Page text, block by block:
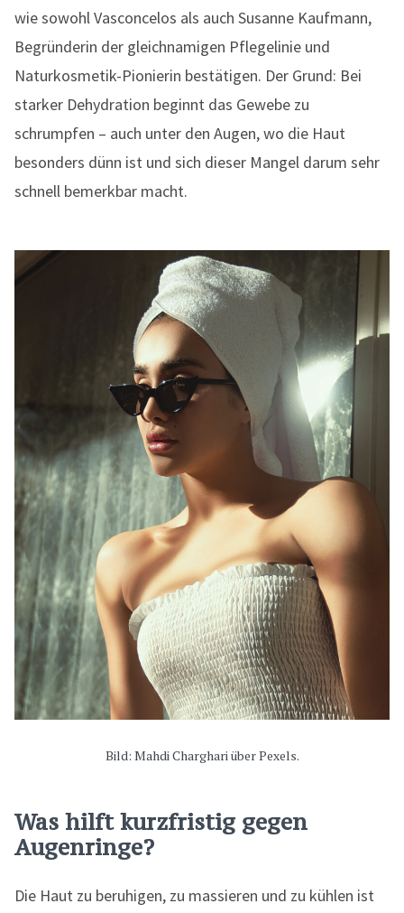
wie sowohl Vasconcelos als auch Susanne Kaufmann,
Begründerin der gleichnamigen Pflegelinie und
Naturkosmetik-Pionierin bestätigen. Der Grund: Bei
starker Dehydration beginnt das Gewebe zu
schrumpfen – auch unter den Augen, wo die Haut
besonders dünn ist und sich dieser Mangel darum sehr
schnell bemerkbar macht.
Bild: Mahdi Charghari über Pexels.
Was hilft kurzfristig gegen
Augenringe?
Die Haut zu beruhigen, zu massieren und zu kühlen ist